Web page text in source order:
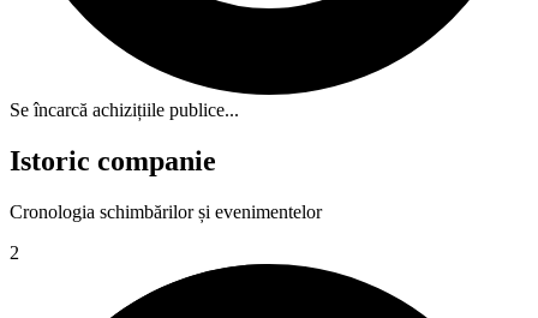
Se încarcă achizițiile publice...
Istoric companie
Cronologia schimbărilor și evenimentelor
2